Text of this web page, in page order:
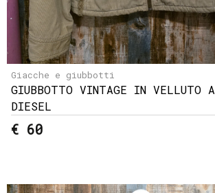
Giacche e giubbotti
GIUBBOTTO VINTAGE IN VELLUTO
DIESEL
€ 60